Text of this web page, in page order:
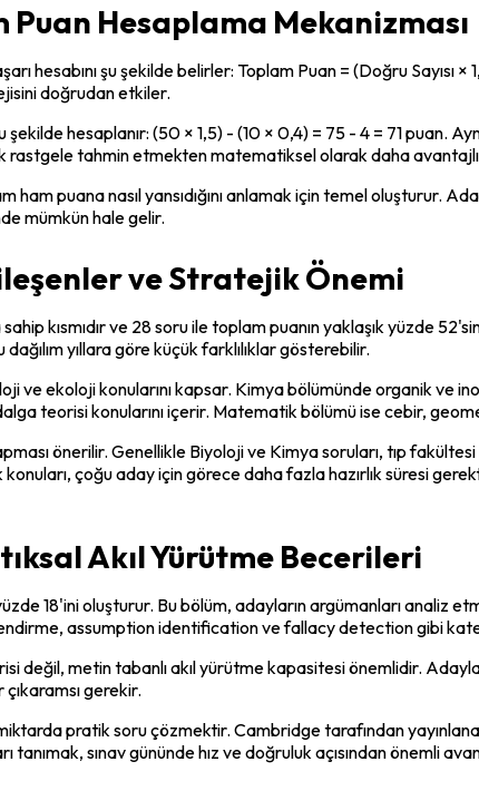
Hesaplama Mekanizması
hesabını şu şekilde belirler: Toplam Puan = (Doğru Sayısı ×
doğrudan etkiler.
hesaplanır: (50 × 1,5) - (10 × 0,4) = 75 - 4 = 71 puan.
rastgele tahmin etmekten matematiksel olarak daha
puana nasıl yansıdığını anlamak için temel oluşturur.
mümkün hale gelir.
ve Stratejik Önemi
kısmıdır ve 28 soru ile toplam puanın yaklaşık yüzde
yıllara göre küçük farklılıklar gösterebilir.
ve ekoloji konularını kapsar. Kimya bölümünde organik ve
teorisi konularını içerir. Matematik bölümü ise cebir,
önerilir. Genellikle Biyoloji ve Kimya soruları, tıp
çoğu aday için görece daha fazla hazırlık süresi
Akıl Yürütme Becerileri
18'ini oluşturur. Bu bölüm, adayların argümanları analiz
assumption identification ve fallacy detection gibi
değil, metin tabanlı akıl yürütme kapasitesi önemlidir.
gerekir.
pratik soru çözmektir. Cambridge tarafından
tanımak, sınav gününde hız ve doğruluk açısından önemli